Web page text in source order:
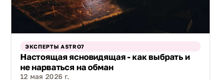
ЭКСПЕРТЫ ASTRO7
Настоящая ясновидящая - как выбрать и
не нарваться на обман
12 мая 2026 г.